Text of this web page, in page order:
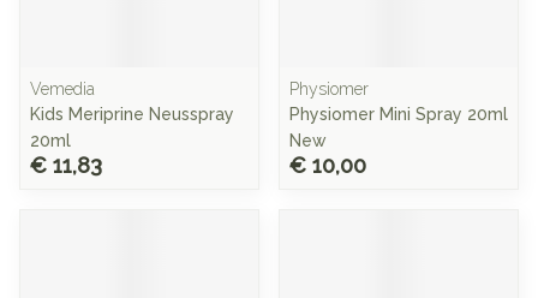
Vemedia
Kids Meriprine Neusspray
20ml
€ 11,83
Physiomer
Physiomer Mini Spray 20ml
New
€ 10,00